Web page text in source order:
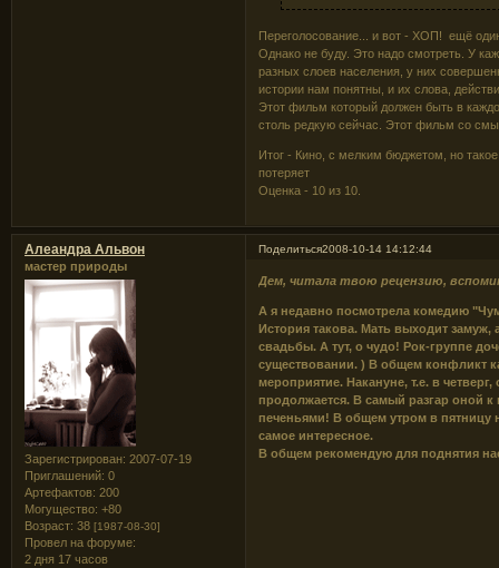
Переголосование... и вот - ХОП! ещё
Однако не буду. Это надо смотреть. У
разных слоев населения, у них
истории нам понятны, и их слова,
Этот фильм который должен быть в
столь редкую сейчас. Этот фильм со
Итог - Кино, с мелким бюджетом, но
потеряет
Оценка - 10 из 10.
Поделиться2008-10-14 14:12:44
Алеандра Альвон
мастер природы
Зарегистрирован: 2007-07-19
Приглашений: 0
Артефактов: 200
Могущество: +80
Возраст: 38 [1987-08-30]
Провел на форуме:
2 дня 17 часов
Дем, читала твою рецензию,
А я недавно посмотрела комедию
История такова. Мать выходит замуж,
свадьбы. А тут, о чудо! Рок-группе
существовании. ) В общем конфликт
мероприятие. Накануне, т.е. в
продолжается. В самый разгар оной
печеньями! В общем утром в пятницу
самое интересное.
В общем рекомендую для поднятия